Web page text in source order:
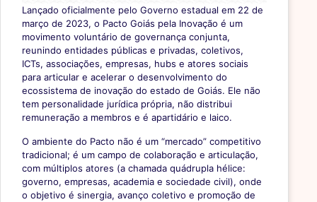
Lançado oficialmente pelo Governo estadual em 22 de
março de 2023, o Pacto Goiás pela Inovação é um
movimento voluntário de governança conjunta,
reunindo entidades públicas e privadas, coletivos,
ICTs, associações, empresas, hubs e atores sociais
para articular e acelerar o desenvolvimento do
ecossistema de inovação do estado de Goiás. Ele não
tem personalidade jurídica própria, não distribui
remuneração a membros e é apartidário e laico.
O ambiente do Pacto não é um “mercado” competitivo
tradicional; é um campo de colaboração e articulação,
com múltiplos atores (a chamada quádrupla hélice:
governo, empresas, academia e sociedade civil), onde
o objetivo é sinergia, avanço coletivo e promoção de